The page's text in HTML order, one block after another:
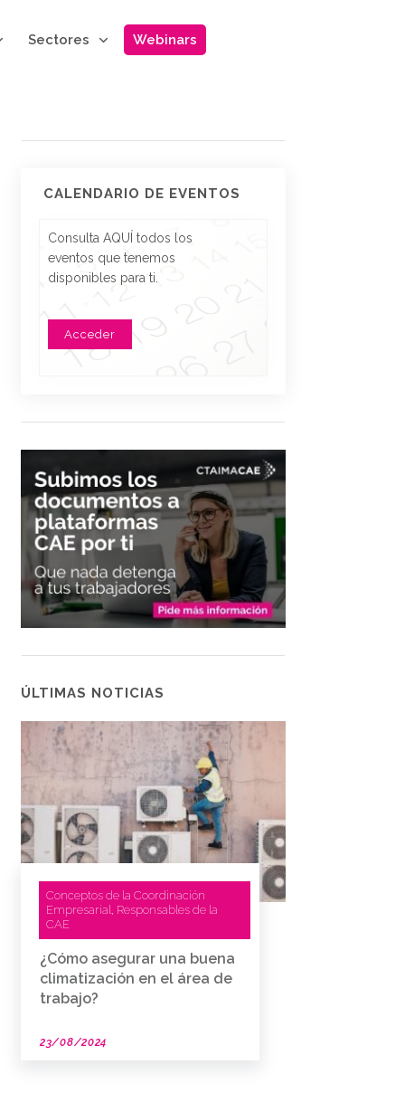
Sectores Webinars
CALENDARIO DE EVENTOS
Consulta AQUÍ todos los
eventos que tenemos
disponibles para ti.
Acceder
ÚLTIMAS NOTICIAS
Conceptos de la Coordinación
Empresarial
Responsables de la
CAE
¿Cómo asegurar una buena
climatización en el área de
trabajo?
23/08/2024